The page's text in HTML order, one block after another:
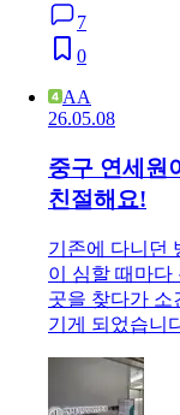
7
0
AA
26.05.08
중구 연세원
친절해요!
기존에 다니던
이 심할 때마다
곳을 찾다가 소
기게 되었습니